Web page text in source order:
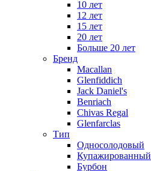
10 лет
12 лет
15 лет
20 лет
Больше 20 лет
Бренд
Macallan
Glenfiddich
Jack Daniel's
Benriach
Chivas Regal
Glenfarclas
Тип
Односолодовый
Купажированный
Бурбон